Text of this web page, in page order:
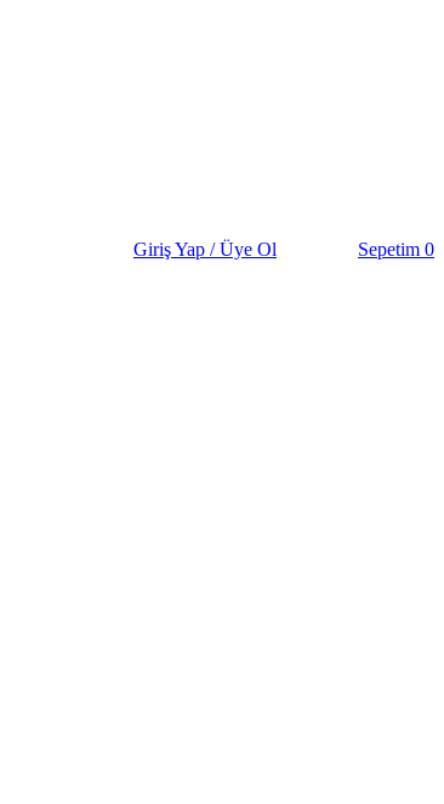
Giriş Yap / Üye Ol Sepetim 0